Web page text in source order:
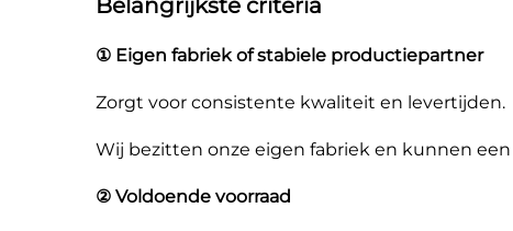
Belangrijkste criteria
① Eigen fabriek of stabiele productiepartner
Zorgt voor consistente kwaliteit en levertijden.
Wij bezitten onze eigen fabriek en kunnen
② Voldoende voorraad